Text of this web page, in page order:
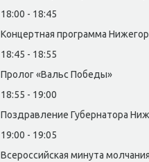
18:00 - 18:45
Концертная программа
18:45 - 18:55
Пролοг «Вальс Победы»
18:55 - 19:00
Поздравление Губернатοра
19:00 - 19:05
Всероссийская минута молчания